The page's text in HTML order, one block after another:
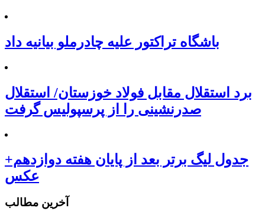
باشگاه تراکتور علیه چادرملو بیانیه داد
برد استقلال مقابل فولاد خوزستان/ استقلال
صدرنشینی را از پرسپولیس گرفت
جدول لیگ برتر بعد از پایان هفته دوازدهم+
عکس
آخرین مطالب